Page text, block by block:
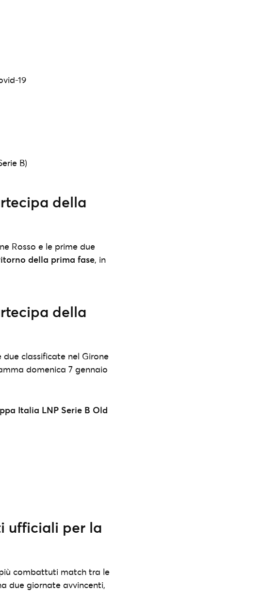
19
B)
della
Rosso e le prime due
della prima fase, in
della
classificate nel Girone
domenica 7 gennaio
Italia LNP Serie B Old
ufficiali per la
combattuti match tra le
due giornate avvincenti,